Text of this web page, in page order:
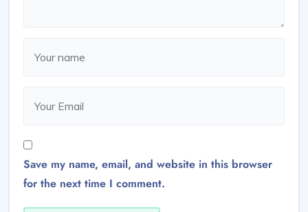
Save my name, email, and website in this browser
for the next time I comment.